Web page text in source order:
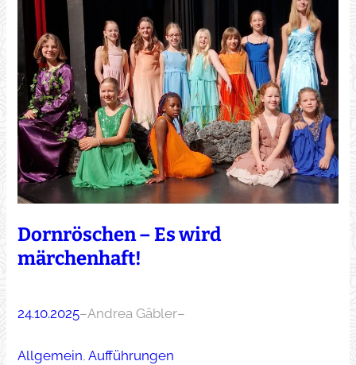
Dornröschen – Es wird
märchenhaft!
24.10.2025–Andrea Gäbler–
Allgemein, Aufführungen